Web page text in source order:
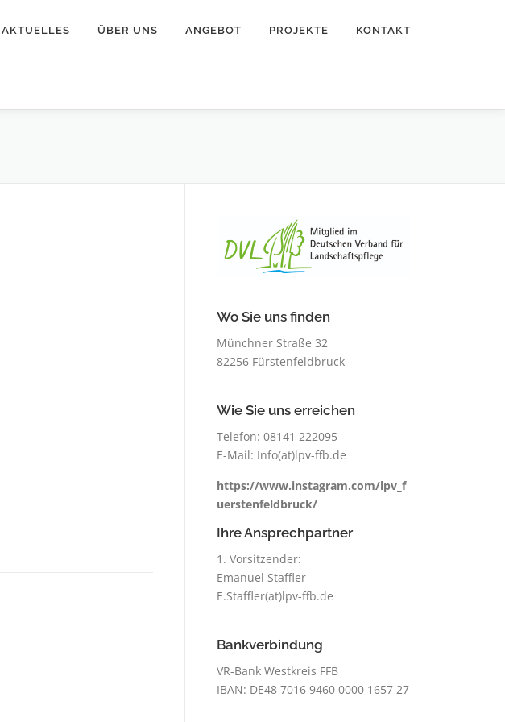
AKTUELLES ÜBER UNS ANGEBOT PROJEKTE KONTAKT
Wo Sie uns finden
Münchner Straße 32
82256 Fürstenfeldbruck
Wie Sie uns erreichen
Telefon: 08141 222095
E-Mail: Info(at)lpv-ffb.de
https://www.instagram.com/lpv_f
uerstenfeldbruck/
Ihre Ansprechpartner
1. Vorsitzender:
Emanuel Staffler
E.Staffler(at)lpv-ffb.de
Bankverbindung
VR-Bank Westkreis FFB
IBAN: DE48 7016 9460 0000 1657 27